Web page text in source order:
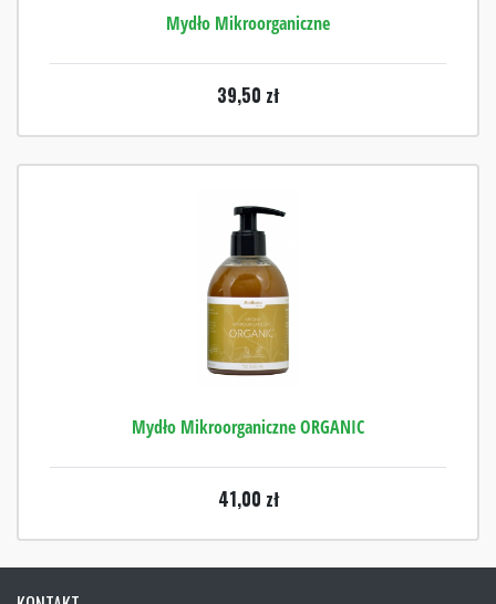
Mydło Mikroorganiczne
39,50 zł
Mydło Mikroorganiczne ORGANIC
41,00 zł